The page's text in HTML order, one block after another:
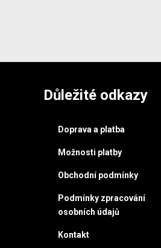
Důležité odkazy
Doprava a platba
Možnosti platby
Obchodní podmínky
Podmínky zpracování
osobních údajů
Kontakt